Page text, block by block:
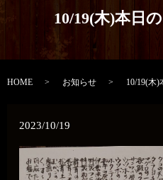
10/19(木)本日
HOME お知らせ 10/19(木)
2023/10/19